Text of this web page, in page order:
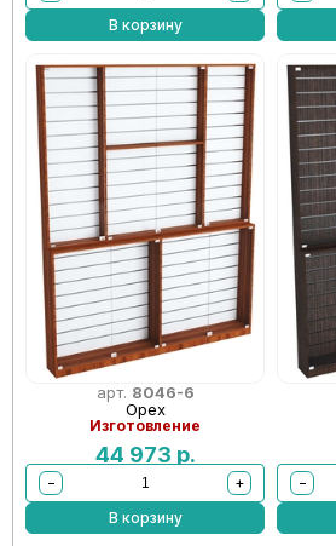
В корзину
арт. 8046-6
Орех
Изготовление
44 973 р.
−
+
В корзину
−